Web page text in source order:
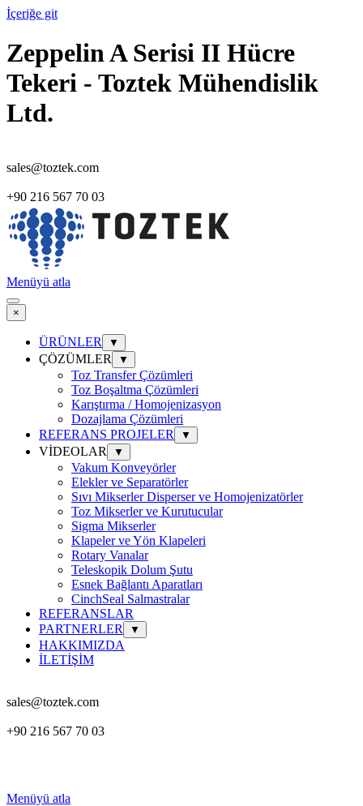
İçeriğe git
Zeppelin A Serisi II Hücre
Tekeri - Toztek Mühendislik
Ltd.
sales@toztek.com
+90 216 567 70 03
Menüyü atla
×
ÜRÜNLER ▼
ÇÖZÜMLER ▼
Toz Transfer Çözümleri
Toz Boşaltma Çözümleri
Karıştırma / Homojenizasyon
Dozajlama Çözümleri
REFERANS PROJELER
▼
VİDEOLAR ▼
Vakum Konveyörler
Elekler ve Separatörler
Sıvı Mikserler Disperser ve Homojenizatörler
Toz Mikserler ve Kurutucular
Sigma Mikserler
Klapeler ve Yön Klapeleri
Rotary Vanalar
Teleskopik Dolum Şutu
Esnek Bağlantı Aparatları
CinchSeal Salmastralar
REFERANSLAR
PARTNERLER
▼
HAKKIMIZDA
İLETİŞİM
sales@toztek.com
+90 216 567 70 03
Menüyü atla